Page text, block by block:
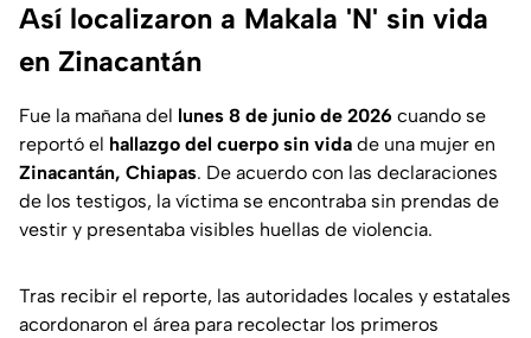
Así localizaron a Makala 'N' sin vida
en Zinacantán
Fue la mañana del lunes 8 de junio de 2026 cuando se
reportó el hallazgo del cuerpo sin vida de una mujer en
Zinacantán, Chiapas. De acuerdo con las declaraciones
de los testigos, la víctima se encontraba sin prendas de
vestir y presentaba visibles huellas de violencia.
Tras recibir el reporte, las autoridades locales y estatales
acordonaron el área para recolectar los primeros